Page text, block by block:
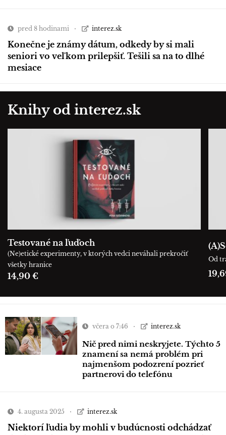
pred 8 hodinami interez.sk
Konečne je známy dátum, odkedy by si mali
seniori vo veľkom prilepšiť. Tešili sa na to dlhé
mesiace
Knihy od interez.sk
Testované na ľuďoch
(Ne)etické experimenty, v ktorých vedci neváhali prekročiť
všetky hranice
14,90 €
Od
včera o 7:46 interez.sk
Nič pred nimi neskryjete. Týchto 5
znamení sa nemá problém pri
najmenšom podozrení pozrieť
partnerovi do telefónu
4. augusta 2025 interez.sk
Niektorí ľudia by mohli v budúcnosti odchádzať